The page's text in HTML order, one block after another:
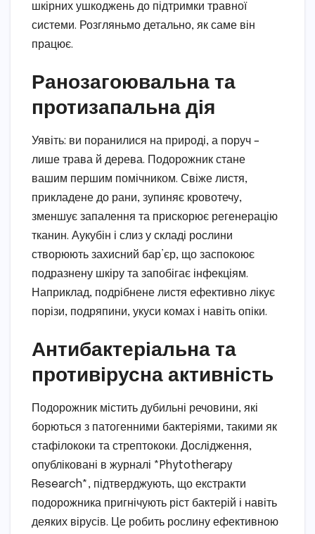
шкірних ушкоджень до підтримки травної
системи. Розгляньмо детально, як саме він
працює.
Ранозагоювальна та
протизапальна дія
Уявіть: ви поранилися на природі, а поруч –
лише трава й дерева. Подорожник стане
вашим першим помічником. Свіже листя,
прикладене до рани, зупиняє кровотечу,
зменшує запалення та прискорює регенерацію
тканин. Аукубін і слиз у складі рослини
створюють захисний бар’єр, що заспокоює
подразнену шкіру та запобігає інфекціям.
Наприклад, подрібнене листя ефективно лікує
порізи, подряпини, укуси комах і навіть опіки.
Антибактеріальна та
противірусна активність
Подорожник містить дубильні речовини, які
борються з патогенними бактеріями, такими як
стафілококи та стрептококи. Дослідження,
опубліковані в журналі *Phytotherapy
Research*, підтверджують, що екстракти
подорожника пригнічують ріст бактерій і навіть
деяких вірусів. Це робить рослину ефективною